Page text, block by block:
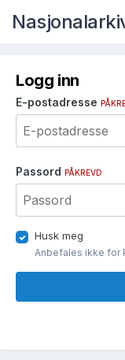
Logg inn
E-postadresse
Passord PÅKREVD
Husk meg
Anbefales ikke for